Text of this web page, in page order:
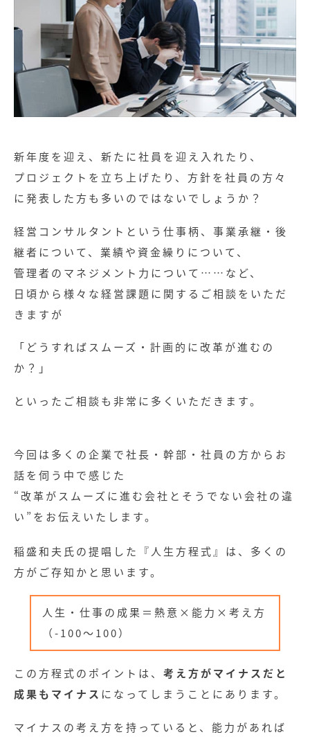
新年度を迎え、新たに社員を迎え入れたり、
プロジェクトを立ち上げたり、方針を社員の方々
に発表した方も多いのではないでしょうか？
経営コンサルタントという仕事柄、事業承継・後
継者について、業績や資金繰りについて、
管理者のマネジメント力について……など、
日頃から様々な経営課題に関するご相談をいただ
きますが
「どうすればスムーズ・計画的に改革が進むの
か？」
といったご相談も非常に多くいただきます。
今回は多くの企業で社長・幹部・社員の方からお
話を伺う中で感じた
“改革がスムーズに進む会社とそうでない会社の違
い”をお伝えいたします。
稲盛和夫氏の提唱した『人生方程式』は、多くの
方がご存知かと思います。
人生・仕事の成果＝熱意×能力×考え方
（-100～100）
この方程式のポイントは、 考え方がマイナスだと
成果もマイナス になってしまうことにあります。
マイナスの考え方を持っていると、能力があれば